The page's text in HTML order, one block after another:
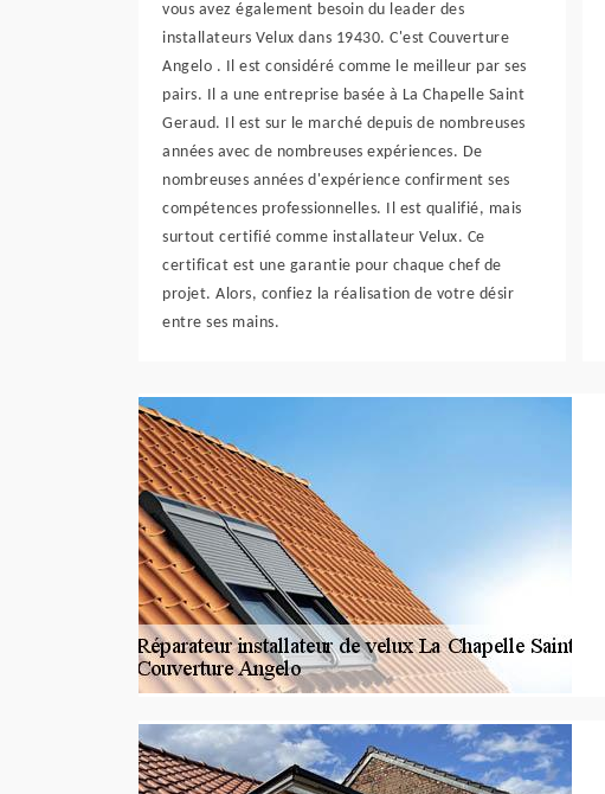
vous avez également besoin du leader des
installateurs Velux dans 19430. C'est Couverture
Angelo . Il est considéré comme le meilleur par ses
pairs. Il a une entreprise basée à La Chapelle Saint
Geraud. Il est sur le marché depuis de nombreuses
années avec de nombreuses expériences. De
nombreuses années d'expérience confirment ses
compétences professionnelles. Il est qualifié, mais
surtout certifié comme installateur Velux. Ce
certificat est une garantie pour chaque chef de
projet. Alors, confiez la réalisation de votre désir
entre ses mains.